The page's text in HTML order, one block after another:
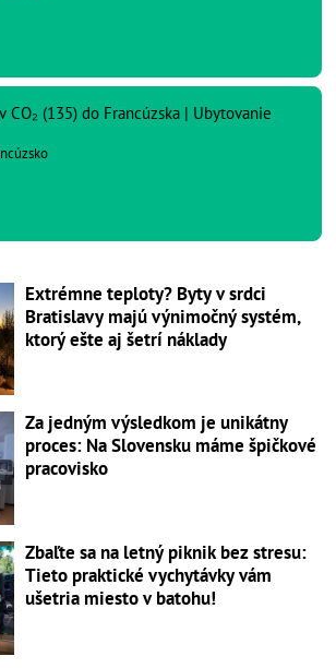
CO₂ (135) do Francúzska | Ubytovanie
Extrémne teploty? Byty v srdci
Bratislavy majú výnimočný systém,
ktorý ešte aj šetrí náklady
Za jedným výsledkom je unikátny
proces: Na Slovensku máme špičkové
pracovisko
Zbaľte sa na letný piknik bez stresu:
Tieto praktické vychytávky vám
ušetria miesto v batohu!